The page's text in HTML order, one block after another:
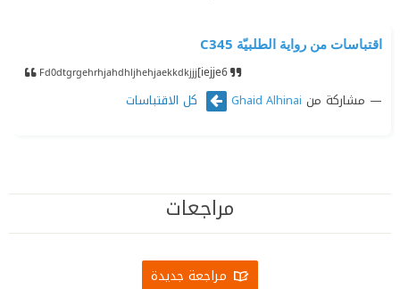
اقتباسات من رواية الطلبيّة C345
Fd0dtgrgehrhjahdhljhehjaekkdkjjj[iejje6
مشاركة من Ghaid Alhinai كل الاقتباسات
مراجعات
مراجعة جديدة